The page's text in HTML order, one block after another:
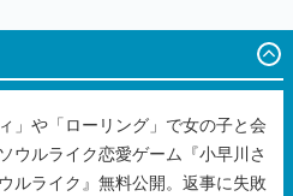
」や「ローリング」で女の子と会
ソウルライク恋愛ゲーム『小早川さ
ルライク』無料公開。返事に失敗
YOU DIED」
士ガンダム』の「シャア専用ザク